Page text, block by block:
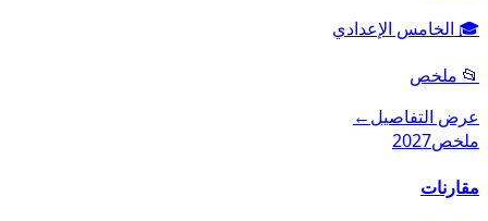
🎓 الخامس الإعدادي
📂 ملخص
عرض التفاصيل←
ملخص2027
مقارنات